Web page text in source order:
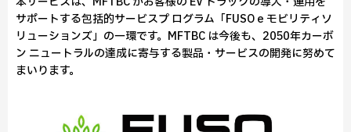
サポートする包括的サービスプ ログラム「FUSO e モビリティソ
リューションズ」の一環です。MFTBC は今後も、2050年カーボ
ン ニュートラルの達成に寄与する製品・サービスの開発に努めて
まいります。